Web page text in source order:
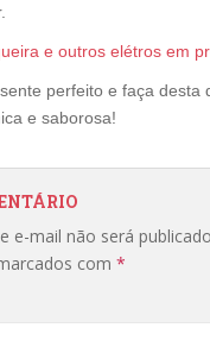
e outros elétros em
perfeito e faça desta
e saborosa!
e-mail não será
com *